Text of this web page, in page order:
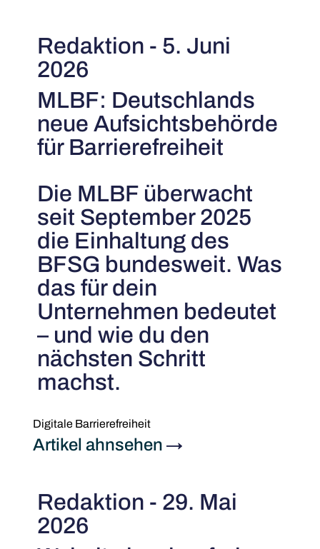
Redaktion - 5. Juni
2026
MLBF: Deutschlands
neue Aufsichtsbehörde
für Barrierefreiheit
Die MLBF überwacht
seit September 2025
die Einhaltung des
BFSG bundesweit. Was
das für dein
Unternehmen bedeutet
– und wie du den
nächsten Schritt
machst.
Digitale Barrierefreiheit
Artikel ahnsehen →
Redaktion - 29. Mai
2026